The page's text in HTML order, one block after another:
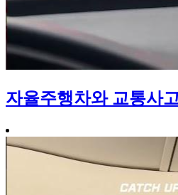
자율주행차와 교통사